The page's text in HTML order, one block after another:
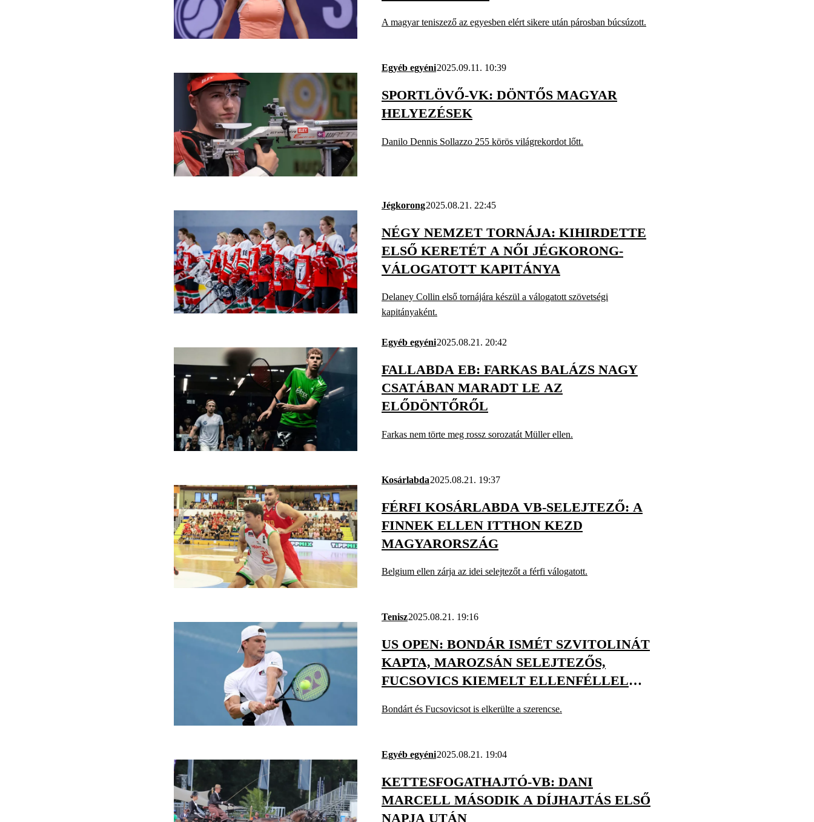
A magyar teniszező az egyesben elért sikere után párosban búcsúzott.
Egyéb egyéni2025.09.11. 10:39
SPORTLÖVŐ-VK: DÖNTŐS MAGYAR
HELYEZÉSEK
Danilo Dennis Sollazzo 255 körös világrekordot lőtt.
Jégkorong2025.08.21. 22:45
NÉGY NEMZET TORNÁJA: KIHIRDETTE
ELSŐ KERETÉT A NŐI JÉGKORONG-
VÁLOGATOTT KAPITÁNYA
Delaney Collin első tornájára készül a válogatott szövetségi
kapitányaként.
Egyéb egyéni2025.08.21. 20:42
FALLABDA EB: FARKAS BALÁZS NAGY
CSATÁBAN MARADT LE AZ
ELŐDÖNTŐRŐL
Farkas nem törte meg rossz sorozatát Müller ellen.
Kosárlabda2025.08.21. 19:37
FÉRFI KOSÁRLABDA VB-SELEJTEZŐ: A
FINNEK ELLEN ITTHON KEZD
MAGYARORSZÁG
Belgium ellen zárja az idei selejtezőt a férfi válogatott.
Tenisz2025.08.21. 19:16
US OPEN: BONDÁR ISMÉT SZVITOLINÁT
KAPTA, MAROZSÁN SELEJTEZŐS,
FUCSOVICS KIEMELT ELLENFÉLLEL
Bondárt és Fucsovicsot is elkerülte a szerencse.
Egyéb egyéni2025.08.21. 19:04
KETTESFOGATHAJTÓ-VB: DANI
MARCELL MÁSODIK A DÍJHAJTÁS ELSŐ
NAPJA UTÁN